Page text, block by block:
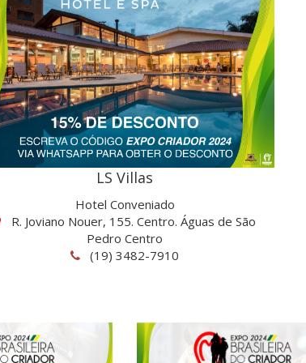
LS Villas
Hotel Conveniado
R. Joviano Nouer, 155. Centro. Águas de São
Pedro Centro
(19) 3482-7910